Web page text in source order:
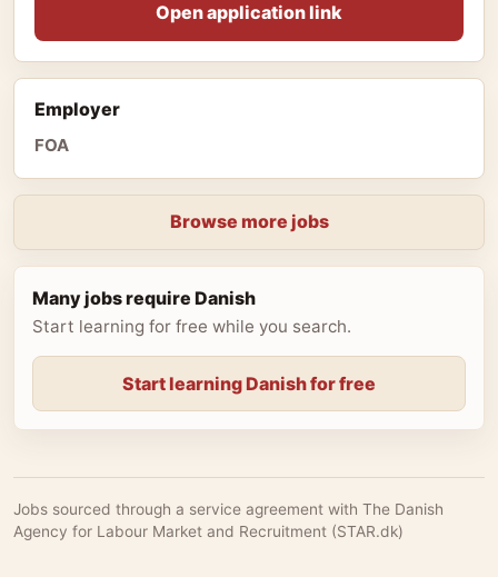
Open application link
Employer
FOA
Browse more jobs
Many jobs require Danish
Start learning for free while you search.
Start learning Danish for free
Jobs sourced through a service agreement with The Danish
Agency for Labour Market and Recruitment (STAR.dk)